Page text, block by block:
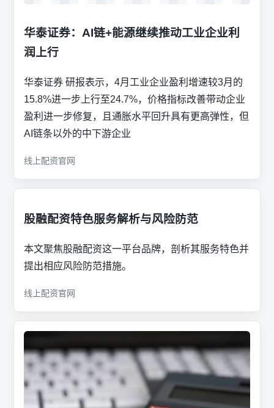
华泰证券：AI链+能源继续推动工业企业利
润上行
华泰证券 研报表示，4月工业企业盈利增速较3月的
15.8%进一步上行至24.7%，价格指标改善带动企业
盈利进一步修复，且通胀水平回升具有更高弹性，但
AI链条以外的中下游企业
线上配资官网
股融配资特色服务解析与风险防范
本文聚焦股融配资这一平台品牌，剖析其服务特色并
提出相应风险防范措施。
线上配资官网